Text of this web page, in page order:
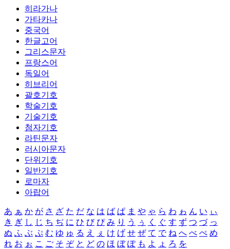
히라가나
가타카나
중국어
한글고어
그리스문자
프랑스어
독일어
히브리어
괄호기호
학술기호
기술기호
첨자기호
라틴문자
러시아문자
단위기호
일반기호
로마자
아랍어
あ ぁ か が さ ざ た だ な は ば ぱ ま や ゃ ら わ ゎ ん い ぃ
き ぎ し じ ち ぢ に ひ び ぴ み り う ぅ く ぐ す ず つ づ っ
ぬ ふ ぶ ぷ む ゆ ゅ る え ぇ け げ せ ぜ て で ね へ べ ぺ め
れ お ぉ こ ご そ ぞ と ど の ほ ぼ ぽ も よ ょ ろ を